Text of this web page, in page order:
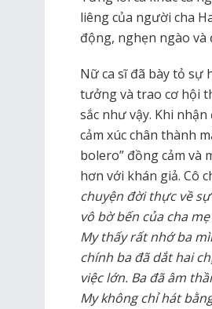
liêng của người cha
động, nghẹn ngào và
Nữ ca sĩ đã bày tỏ sự
tưởng và trao cơ hội
sắc như vậy. Khi
cảm xúc chân thành
bolero” đồng cảm và
hơn với khán giả. Cô
chuyện đời thực về
vô bờ bến của cha
My thấy rất nhớ ba
chính ba đã dắt hai
việc lớn. Ba đã âm
My không chỉ hát